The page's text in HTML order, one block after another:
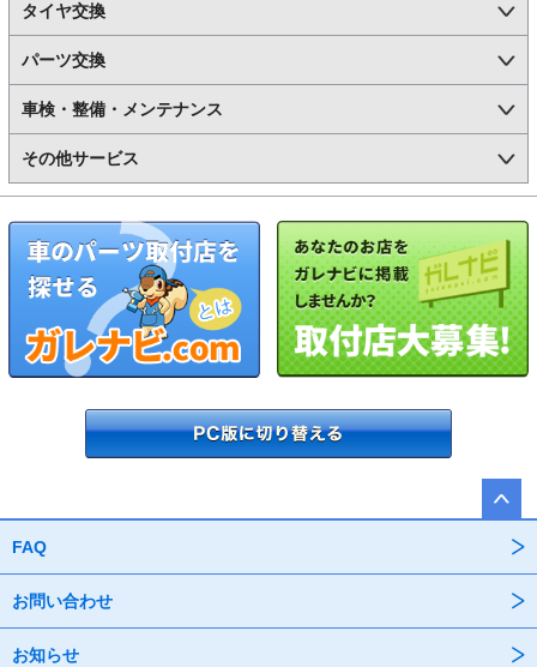
タイヤ交換
パーツ交換
車検・整備・メンテナンス
その他サービス
FAQ
お問い合わせ
お知らせ